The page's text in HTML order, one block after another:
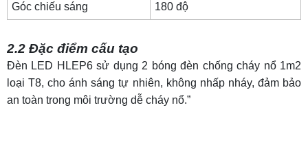
Góc chiếu sáng 180 độ
2.2 Đặc điểm cấu tạo
Đèn LED HLEP6 sử dụng 2 bóngđèn chống cháy nổ 1m2
loại T8, cho ánh sáng tự nhiên, không nhấp nháy, đảm bảo
an toàn trong môi trường dễ cháy nổ.”